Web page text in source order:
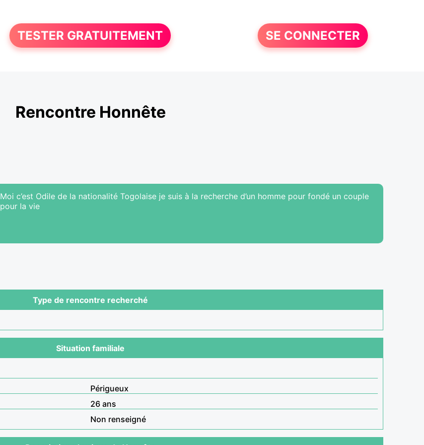
TESTER GRATUITEMENT SE CONNECTER
Rencontre Honnête
Moi c’est Odile de la nationalité Togolaise je suis à la recherche d’un homme pour fondé un couple
pour la vie
Type de rencontre recherché
Situation familiale
Périgueux
26 ans
Non renseigné